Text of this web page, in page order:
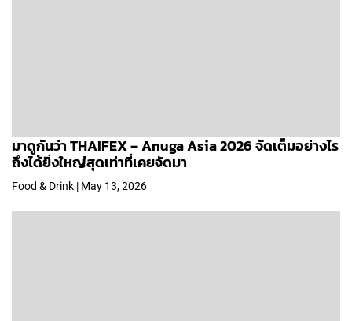
มาดูกันว่า THAIFEX – Anuga Asia 2026 จัดเต็มอย่างไร
ถึงได้ยิ่งใหญ่สุดเท่าที่เคยจัดมา
Food & Drink | May 13, 2026